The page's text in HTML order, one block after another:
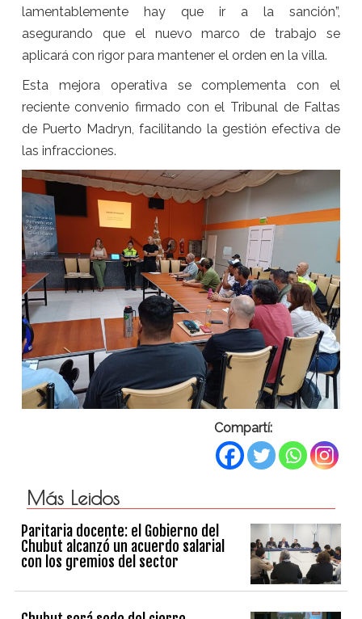
lamentablemente hay que ir a la sanción”,
asegurando que el nuevo marco de trabajo se
aplicará con rigor para mantener el orden en la villa.
Esta mejora operativa se complementa con el
reciente convenio firmado con el Tribunal de Faltas
de Puerto Madryn, facilitando la gestión efectiva de
las infracciones.
Compartí:
Más Leidos
Paritaria docente: el Gobierno del
Chubut alcanzó un acuerdo salarial
con los gremios del sector